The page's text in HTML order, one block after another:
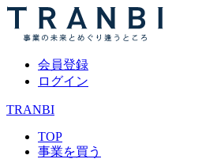
会員登録
ログイン
TRANBI
TOP
事業を買う